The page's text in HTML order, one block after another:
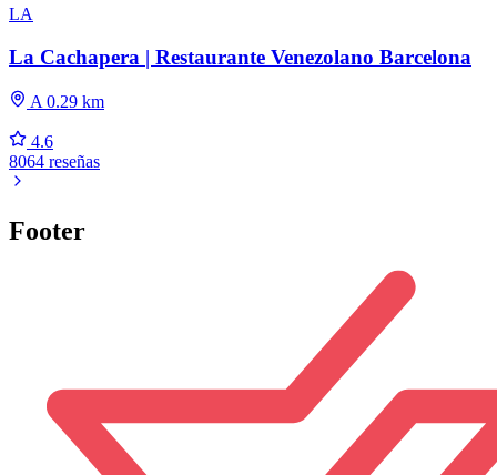
LA
La Cachapera | Restaurante Venezolano Barcelona
A 0.29 km
4.6
8064 reseñas
Footer